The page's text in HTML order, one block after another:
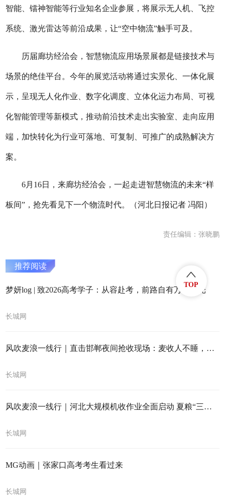
智能、镭神智能等行业知名企业参展，将展示无人机、飞控
系统、激光雷达等前沿成果，让“空中物流”触手可及。
历届廊坊经洽会，智慧物流应用场景展都是链接技术与
场景的绝佳平台。今年的展览活动将通过实景化、一体化展
示，呈现无人化作业、数字化调度、立体化运力布局、可视
化智能管理等新模式，推动前沿技术走出实验室、走向应用
端，加快转化为行业可落地、可复制、可推广的成熟解决方
案。
6月16日，来廊坊经洽会，一起走进智慧物流的未来“样
板间”，抢先看见下一个物流时代。（河北日报记者 冯阳）
责任编辑：张晓鹏
推荐阅读
梦妍log | 致2026高考学子：从容赴考，前路自有万千风光
长城网
风吹麦浪一线行｜直击邯郸夜间抢收现场：麦收人不睡，只为粮归位
长城网
风吹麦浪一线行｜河北大规模机收作业全面启动 夏粮“三增加”态势基本确立
长城网
MG动画｜张家口高考考生看过来
长城网
TOP